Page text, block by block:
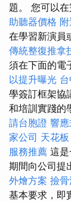
題。 您可以
助聽器價格
在學習新演員
傳統整復推拿
須在下面的電
以提升曝光
學簽訂框架協
和培訓實踐的
請台胞證 響
家公司 天花
服務推薦 這
期間向公司提
外燴方案 撿
基本要求，即